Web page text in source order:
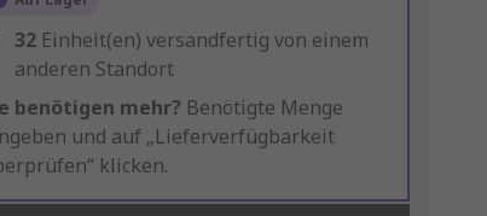
32 Einheit(en) versandfertig von einem
anderen Standort
benötigen mehr? Benötigte Menge
und auf „Lieferverfügbarkeit
klicken.